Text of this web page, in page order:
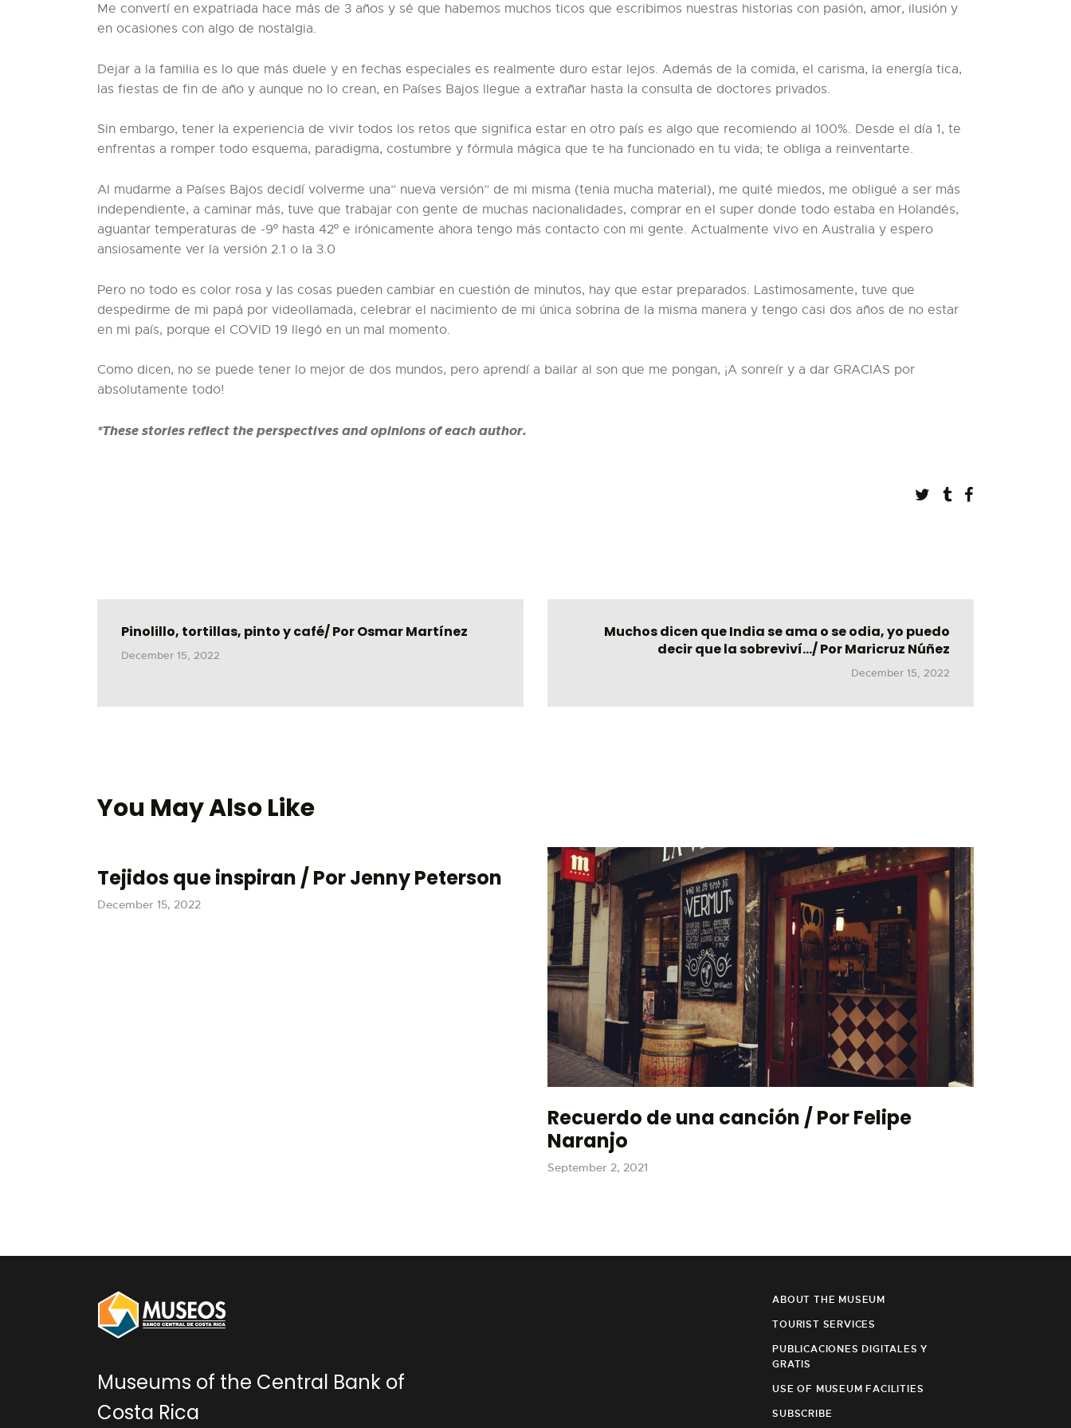
Me convertí en expatriada hace más de 3 años y sé que habemos muchos ticos que escribimos nuestras historias con pasión, amor, ilusión y
en ocasiones con algo de nostalgia.
Dejar a la familia es lo que más duele y en fechas especiales es realmente duro estar lejos. Además de la comida, el carisma, la energía tica,
las fiestas de fin de año y aunque no lo crean, en Países Bajos llegue a extrañar hasta la consulta de doctores privados.
Sin embargo, tener la experiencia de vivir todos los retos que significa estar en otro país es algo que recomiendo al 100%. Desde el día 1, te
enfrentas a romper todo esquema, paradigma, costumbre y fórmula mágica que te ha funcionado en tu vida; te obliga a reinventarte.
Al mudarme a Países Bajos decidí volverme una” nueva versión” de mi misma (tenia mucha material), me quité miedos, me obligué a ser más
independiente, a caminar más, tuve que trabajar con gente de muchas nacionalidades, comprar en el super donde todo estaba en Holandés,
aguantar temperaturas de -9º hasta 42º e irónicamente ahora tengo más contacto con mi gente. Actualmente vivo en Australia y espero
ansiosamente ver la versión 2.1 o la 3.0
Pero no todo es color rosa y las cosas pueden cambiar en cuestión de minutos, hay que estar preparados. Lastimosamente, tuve que
despedirme de mi papá por videollamada, celebrar el nacimiento de mi única sobrina de la misma manera y tengo casi dos años de no estar
en mi país, porque el COVID 19 llegó en un mal momento.
Como dicen, no se puede tener lo mejor de dos mundos, pero aprendí a bailar al son que me pongan, ¡A sonreír y a dar GRACIAS por
absolutamente todo!
*These stories reflect the perspectives and opinions of each author.
Pinolillo, tortillas, pinto y café/ Por Osmar Martínez
December 15, 2022
Muchos dicen que India se ama o se odia, yo puedo
decir que la sobreviví…/ Por Maricruz Núñez
December 15, 2022
You May Also Like
Tejidos que inspiran / Por Jenny Peterson
December 15, 2022
Recuerdo de una canción / Por Felipe
Naranjo
September 2, 2021
Museums of the Central Bank of
Costa Rica
ABOUT THE MUSEUM
TOURIST SERVICES
PUBLICACIONES DIGITALES Y
GRATIS
USE OF MUSEUM FACILITIES
SUBSCRIBE